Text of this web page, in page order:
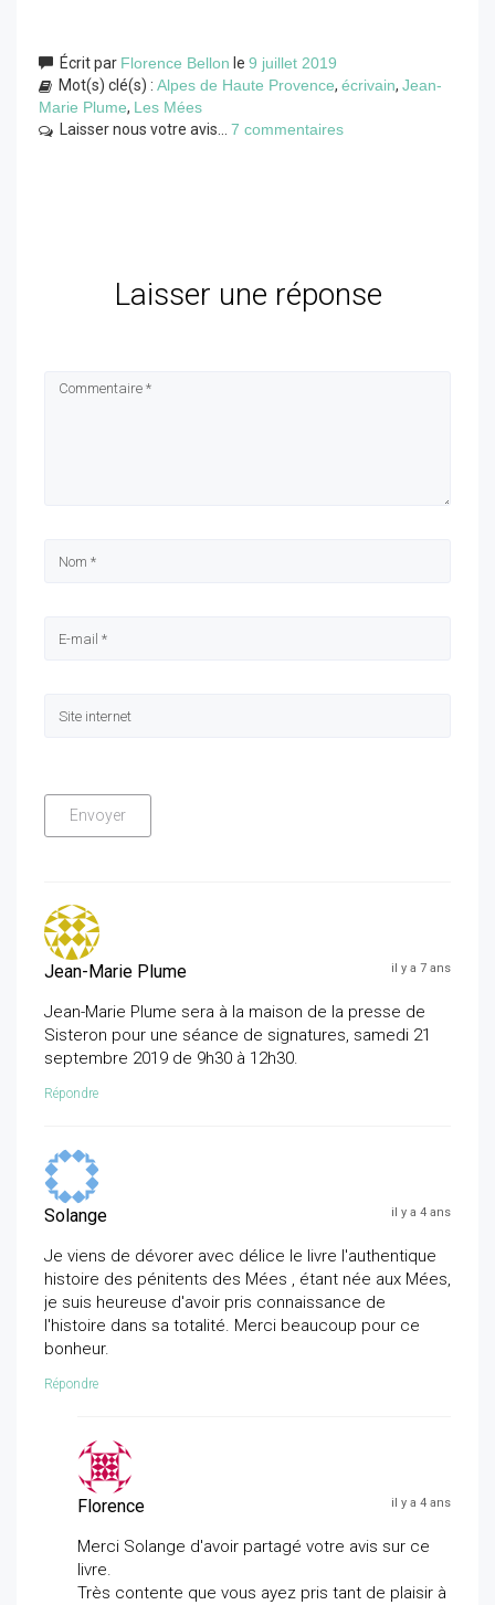
Écrit par Florence Bellon le 9 juillet 2019
Mot(s) clé(s) : Alpes de Haute Provence, écrivain, Jean-
Marie Plume, Les Mées
Laisser nous votre avis... 7 commentaires
Laisser une réponse
Jean-Marie Plume il y a 7 ans
Jean-Marie Plume sera à la maison de la presse de
Sisteron pour une séance de signatures, samedi 21
septembre 2019 de 9h30 à 12h30.
Répondre
Solange il y a 4 ans
Je viens de dévorer avec délice le livre l'authentique
histoire des pénitents des Mées , étant née aux Mées,
je suis heureuse d'avoir pris connaissance de
l'histoire dans sa totalité. Merci beaucoup pour ce
bonheur.
Répondre
Florence il y a 4 ans
Merci Solange d'avoir partagé votre avis sur ce
livre.
Très contente que vous ayez pris tant de plaisir à